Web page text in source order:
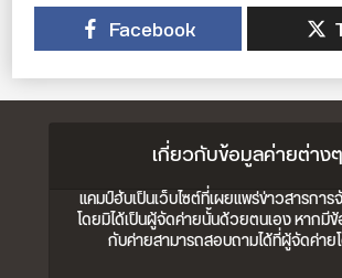
Facebook
เกี่ยวกับข้อมูลค่ายต่างๆ
แคมป์ฮับเป็นเว็บไซต์ที่เผยแพร่ข่าวสารกา
โดยมิได้เป็นผู้จัดค่ายนั้นด้วยตนเอง หากมี
กับค่ายสามารถสอบถามได้ที่ผู้จัดค่าย